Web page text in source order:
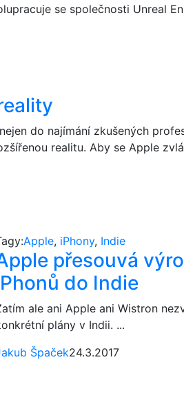
se společnosti Unreal
do najímání zkušených
realitu. Aby se Apple
Apple, iPhony, Indie
přesouvá
do Indie
ale ani Apple ani Wistron
plány v Indii. ...
Špaček24.3.2017